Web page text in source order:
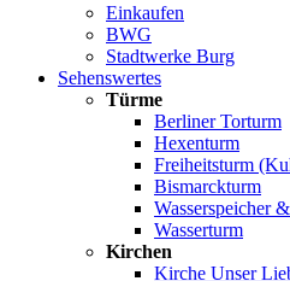
Einkaufen
BWG
Stadtwerke Burg
Sehenswertes
Türme
Berliner Torturm
Hexenturm
Freiheitsturm
Bismarckturm
Wasserspeicher
Wasserturm
Kirchen
Kirche Unser